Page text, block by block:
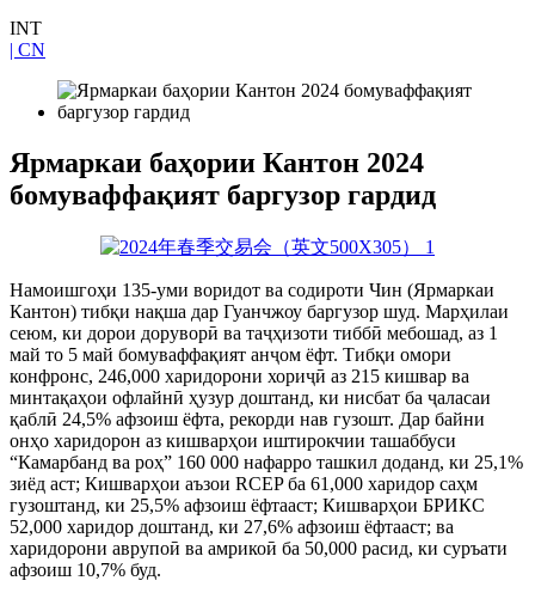
INT
| CN
Ярмаркаи баҳории Кантон 2024
бомуваффақият баргузор гардид
Намоишгоҳи 135-уми воридот ва содироти Чин (Ярмаркаи
Кантон) тибқи нақша дар Гуанчжоу баргузор шуд. Марҳилаи
сеюм, ки дорои доруворӣ ва таҷҳизоти тиббӣ мебошад, аз 1
май то 5 май бомуваффақият анҷом ёфт. Тибқи омори
конфронс, 246,000 харидорони хориҷӣ аз 215 кишвар ва
минтақаҳои офлайнӣ ҳузур доштанд, ки нисбат ба ҷаласаи
қаблӣ 24,5% афзоиш ёфта, рекорди нав гузошт. Дар байни
онҳо харидорон аз кишварҳои иштирокчии ташаббуси
“Камарбанд ва роҳ” 160 000 нафарро ташкил доданд, ки 25,1%
зиёд аст; Кишварҳои аъзои RCEP ба 61,000 харидор саҳм
гузоштанд, ки 25,5% афзоиш ёфтааст; Кишварҳои БРИКС
52,000 харидор доштанд, ки 27,6% афзоиш ёфтааст; ва
харидорони аврупоӣ ва амрикоӣ ба 50,000 расид, ки суръати
афзоиш 10,7% буд.